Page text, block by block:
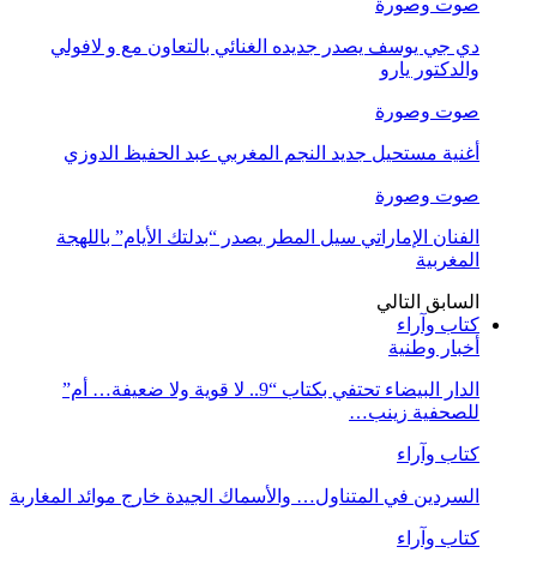
صوت وصورة
دي جي يوسف يصدر جديده الغنائي بالتعاون مع و لافولي
والدكتور يارو
صوت وصورة
أغنية مستحيل جديد النجم المغربي عبد الحفيظ الدوزي
صوت وصورة
الفنان الإماراتي سيل المطر يصدر “بدلتك الأيام” باللهجة
المغربية
السابقالتالي
كتاب وآراء
أخبار وطنية
الدار البيضاء تحتفي بكتاب “9.. لا قوية ولا ضعيفة… أم”
للصحفية زينب…
كتاب وآراء
السردين في المتناول… والأسماك الجيدة خارج موائد المغاربة
كتاب وآراء